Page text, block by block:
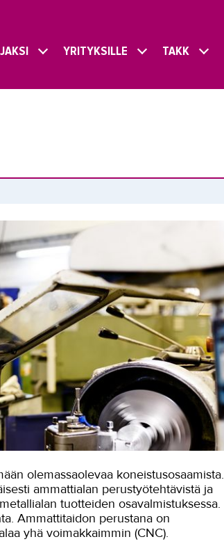
YRITYKSILLE TAKK
olemassaolevaa koneistusosaamista.
ammattialan perustyötehtävistä ja
tuotteiden osavalmistuksessa.
Ammattitaidon perustana on
yhä voimakkaimmin (CNC).